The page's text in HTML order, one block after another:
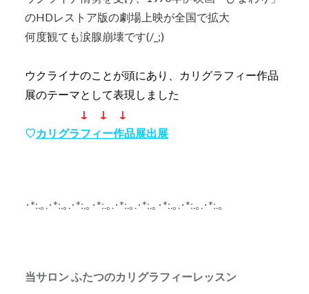
のHDレストア版の劇場上映が全国で拡大
何度観ても涙腺崩壊です(/_;)
ウクライナのことが頭にあり、カリグラフィー作品
展のテーマとして表現しました
↓ ↓ ↓
♡カリグラフィー作品展出展
･*:.｡.･*:.｡.･*:.｡･*:.｡.･*:.｡.･*:.｡･*:.｡.･*:.｡.･*:.｡
当サロン ふたつのカリグラフィーレッスン